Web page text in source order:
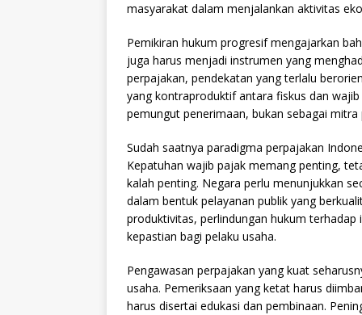
masyarakat dalam menjalankan aktivitas
Pemikiran hukum progresif mengajarkan
juga harus menjadi instrumen yang
perpajakan, pendekatan yang terlalu
yang kontraproduktif antara fiskus dan
pemungut penerimaan, bukan sebagai
Sudah saatnya paradigma perpajakan
Kepatuhan wajib pajak memang penting,
kalah penting. Negara perlu menunjukkan
dalam bentuk pelayanan publik yang
produktivitas, perlindungan hukum
kepastian bagi pelaku usaha.
Pengawasan perpajakan yang kuat
usaha. Pemeriksaan yang ketat harus
harus disertai edukasi dan pembinaan.